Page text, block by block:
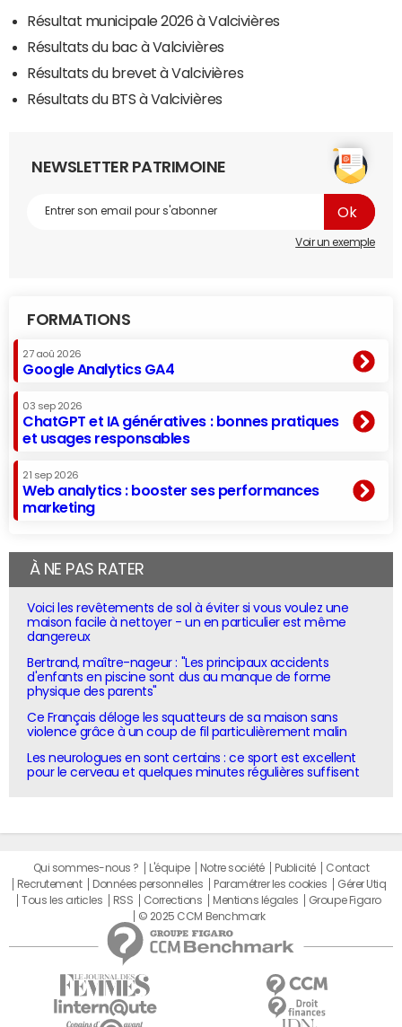
Résultat municipale 2026 à Valcivières
Résultats du bac à Valcivières
Résultats du brevet à Valcivières
Résultats du BTS à Valcivières
NEWSLETTER PATRIMOINE
Voir un exemple
FORMATIONS
27 aoû 2026
Google Analytics GA4
03 sep 2026
ChatGPT et IA génératives : bonnes pratiques
et usages responsables
21 sep 2026
Web analytics : booster ses performances
marketing
À NE PAS RATER
Voici les revêtements de sol à éviter si vous voulez une
maison facile à nettoyer - un en particulier est même
dangereux
Bertrand, maître-nageur : "Les principaux accidents
d'enfants en piscine sont dus au manque de forme
physique des parents"
Ce Français déloge les squatteurs de sa maison sans
violence grâce à un coup de fil particulièrement malin
Les neurologues en sont certains : ce sport est excellent
pour le cerveau et quelques minutes régulières suffisent
Qui sommes-nous ? L'équipe Notre société Publicité
Contact
Recrutement
Données personnelles Paramétrer les cookies
Gérer Utiq
Tous les articles
RSS Corrections Mentions légales
Groupe Figaro
© 2025 CCM Benchmark